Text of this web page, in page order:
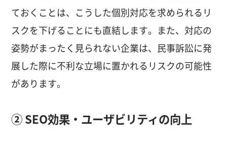
ておくことは、こうした個別対応を求められるリ
スクを下げることにも直結します。また、対応の
姿勢がまったく見られない企業は、民事訴訟に発
展した際に不利な立場に置かれるリスクの可能性
があります。
② SEO効果・ユーザビリティの向上